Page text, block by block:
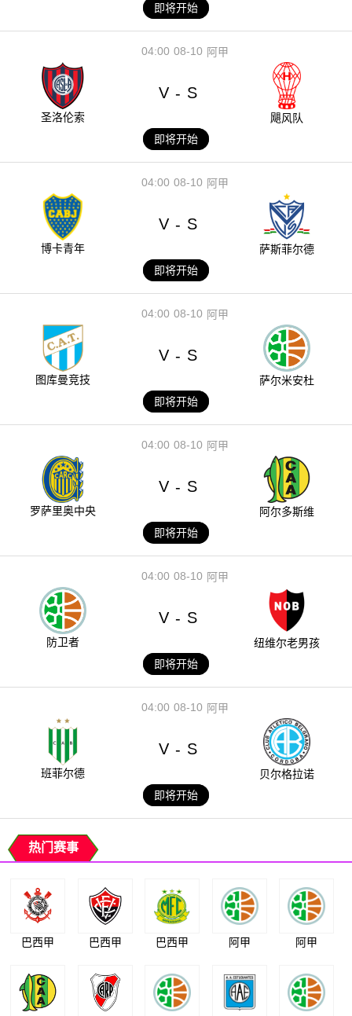
即将开始
08-10
04:00 阿甲
圣洛伦索
V - S
飓风队
即将开始
08-10
04:00 阿甲
博卡青年
V - S
萨斯菲尔德
即将开始
08-10
04:00 阿甲
图库曼竞技
V - S
萨尔米安杜
即将开始
08-10
04:00 阿甲
罗萨里奥中央
V - S
阿尔多斯维
即将开始
08-10
04:00 阿甲
防卫者
V - S
纽维尔老男孩
即将开始
08-10
04:00 阿甲
班菲尔德
V - S
贝尔格拉诺
即将开始
热门赛事
巴西甲 巴西甲 巴西甲 阿甲 阿甲